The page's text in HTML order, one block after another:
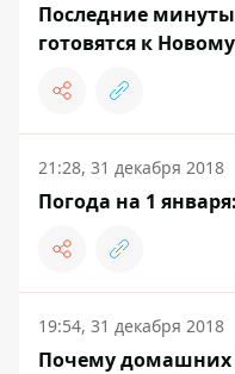
Последние
готовятся к
21:28, 31 декабря 2018
Погода на 1
19:54, 31 декабря 2018
Почему домашних